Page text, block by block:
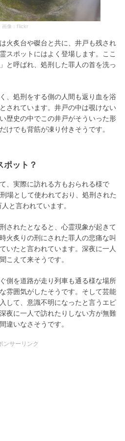
画像：flickr
火炙台や磔台と共に、井戸も残され
スポットにはよく登場します。ここ
と呼ばれ、処刑した罪人の首を洗っ
、処刑をする側の人間も返り血を浴
されています。井戸の中は覗けない
歴史の中でこの井戸がそういった形
けでも背筋が凍り付きそうです。
ポット？
、実際に訪れる方もおられる様で
場として使われており、処刑された
と言われています。
されたとなると、心霊現象が起きて
火炙りの刑にされた罪人の悲痛な叫
いたと言われています。深夜に一人
こえて来そうです。
側を道路が走り列車も通る様な場所
雰囲気がしたそうです。そして芸能
して、意識不明になったと言うエピ
夜に一人で訪れたりしない方が無難
違いなさそうです。
ンサーリンク